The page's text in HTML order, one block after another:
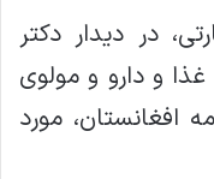
در دیدار دکتر
و دارو و مولوی
افغانستان، مورد